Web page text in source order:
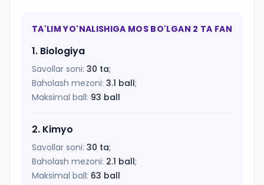
TA'LIM YO'NALISHIGA MOS BO'LGAN 2 TA FAN
1. Biologiya
Savollar soni: 30 ta;
Baholash mezoni: 3.1 ball;
Maksimal ball: 93 ball
2. Kimyo
Savollar soni: 30 ta;
Baholash mezoni: 2.1 ball;
Maksimal ball: 63 ball